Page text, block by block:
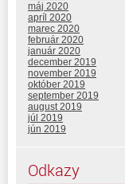
máj 2020
apríl 2020
marec 2020
február 2020
január 2020
december 2019
november 2019
október 2019
september 2019
august 2019
júl 2019
jún 2019
Odkazy